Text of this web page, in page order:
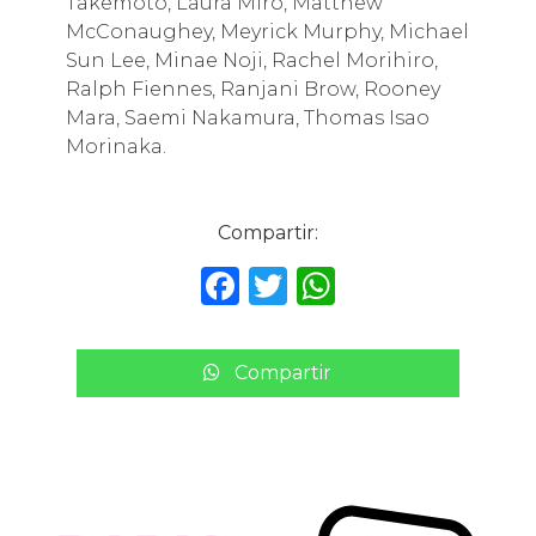
McConaughey, Meyrick Murphy, Michael
Sun Lee, Minae Noji, Rachel Morihiro,
Ralph Fiennes, Ranjani Brow, Rooney
Mara, Saemi Nakamura, Thomas Isao
Morinaka.
Compartir:
F
c
e
T
it
te
W
a
ts
p
Compartir